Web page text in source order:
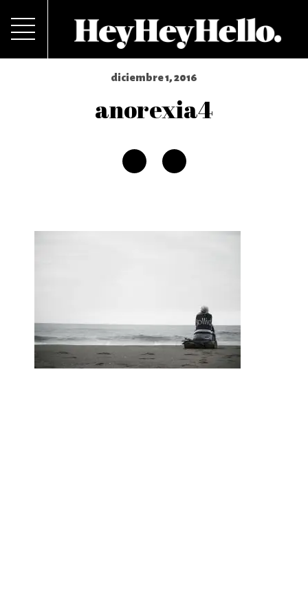
diciembre 1, 2016
anorexia4